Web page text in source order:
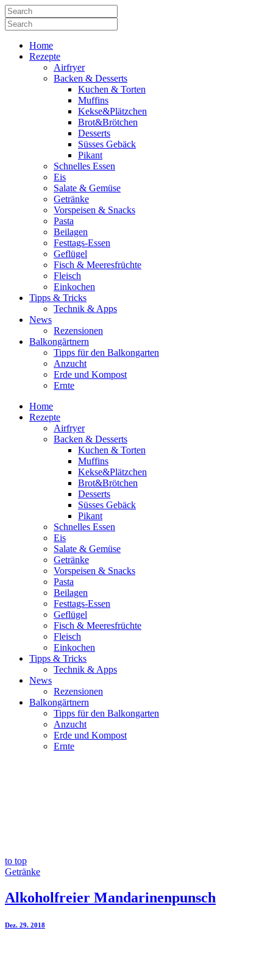
Home
Rezepte
Airfryer
Backen & Desserts
Kuchen & Torten
Muffins
Kekse&Plätzchen
Brot&Brötchen
Desserts
Süsses Gebäck
Pikant
Schnelles Essen
Eis
Salate & Gemüse
Getränke
Vorspeisen & Snacks
Pasta
Beilagen
Festtags-Essen
Geflügel
Fisch & Meeresfrüchte
Fleisch
Einkochen
Tipps & Tricks
Technik & Apps
News
Rezensionen
Balkongärtnern
Tipps für den Balkongarten
Anzucht
Erde und Kompost
Ernte
Home
Rezepte
Airfryer
Backen & Desserts
Kuchen & Torten
Muffins
Kekse&Plätzchen
Brot&Brötchen
Desserts
Süsses Gebäck
Pikant
Schnelles Essen
Eis
Salate & Gemüse
Getränke
Vorspeisen & Snacks
Pasta
Beilagen
Festtags-Essen
Geflügel
Fisch & Meeresfrüchte
Fleisch
Einkochen
Tipps & Tricks
Technik & Apps
News
Rezensionen
Balkongärtnern
Tipps für den Balkongarten
Anzucht
Erde und Kompost
Ernte
to top
Getränke
Alkoholfreier Mandarinenpunsch
Dez. 29. 2018